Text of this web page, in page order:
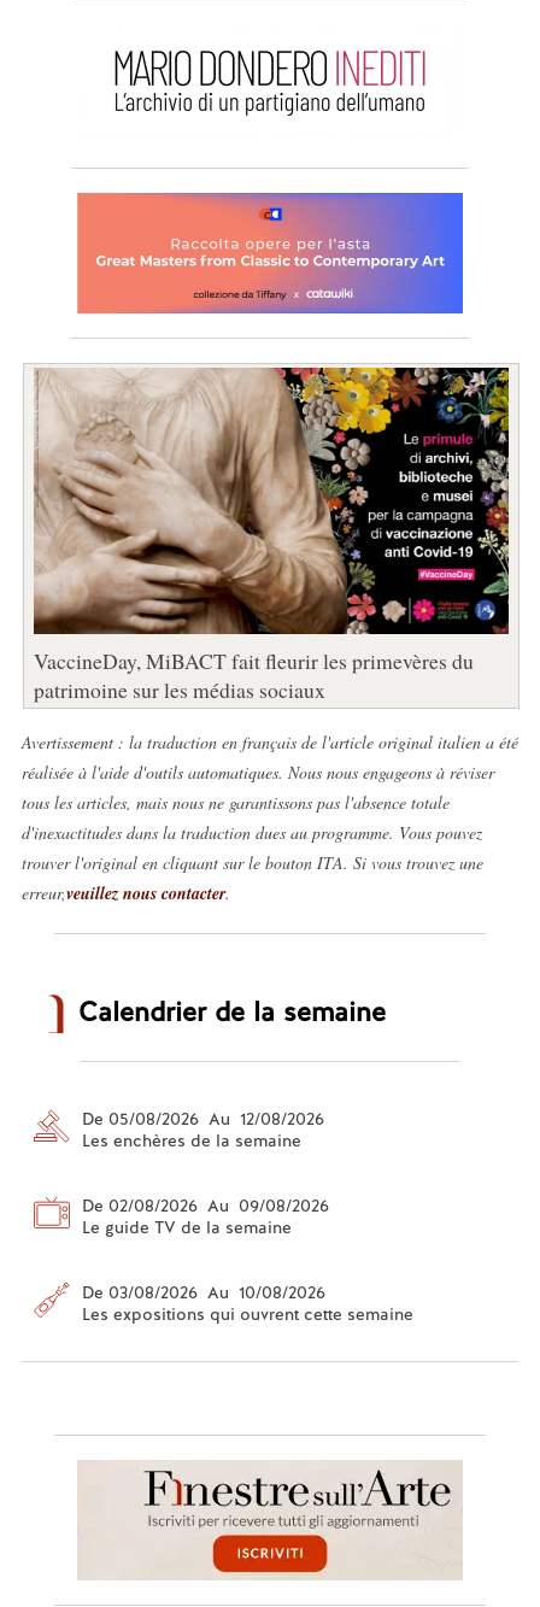
VaccineDay, MiBACT fait fleurir les primevères du
patrimoine sur les médias sociaux
Avertissement : la traduction en français de l'article original italien a été
réalisée à l'aide d'outils automatiques. Nous nous engageons à réviser
tous les articles, mais nous ne garantissons pas l'absence totale
d'inexactitudes dans la traduction dues au programme. Vous pouvez
trouver l'original en cliquant sur le bouton ITA. Si vous trouvez une
erreur,veuillez nous contacter.
Calendrier de la semaine
De 05/08/2026 Au 12/08/2026
Les enchères de la semaine
De 02/08/2026 Au 09/08/2026
Le guide TV de la semaine
De 03/08/2026 Au 10/08/2026
Les expositions qui ouvrent cette semaine